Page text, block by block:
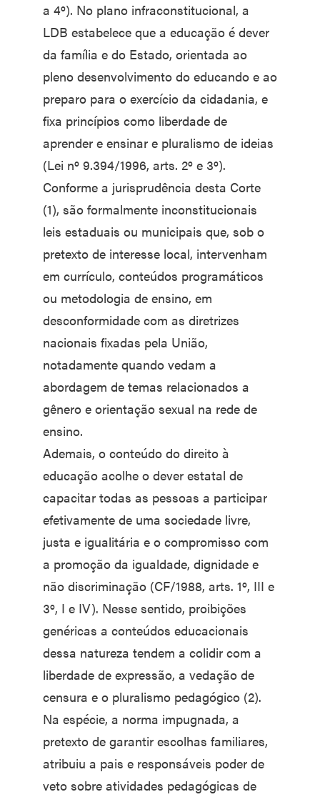
a 4º). No plano infraconstitucional, a
LDB estabelece que a educação é dever
da família e do Estado, orientada ao
pleno desenvolvimento do educando e ao
preparo para o exercício da cidadania, e
fixa princípios como liberdade de
aprender e ensinar e pluralismo de ideias
(Lei nº 9.394/1996, arts. 2º e 3º).
Conforme a jurisprudência desta Corte
(1), são formalmente inconstitucionais
leis estaduais ou municipais que, sob o
pretexto de interesse local, intervenham
em currículo, conteúdos programáticos
ou metodologia de ensino, em
desconformidade com as diretrizes
nacionais fixadas pela União,
notadamente quando vedam a
abordagem de temas relacionados a
gênero e orientação sexual na rede de
ensino.
Ademais, o conteúdo do direito à
educação acolhe o dever estatal de
capacitar todas as pessoas a participar
efetivamente de uma sociedade livre,
justa e igualitária e o compromisso com
a promoção da igualdade, dignidade e
não discriminação (CF/1988, arts. 1º, III e
3º, I e IV). Nesse sentido, proibições
genéricas a conteúdos educacionais
dessa natureza tendem a colidir com a
liberdade de expressão, a vedação de
censura e o pluralismo pedagógico (2).
Na espécie, a norma impugnada, a
pretexto de garantir escolhas familiares,
atribuiu a pais e responsáveis poder de
veto sobre atividades pedagógicas de